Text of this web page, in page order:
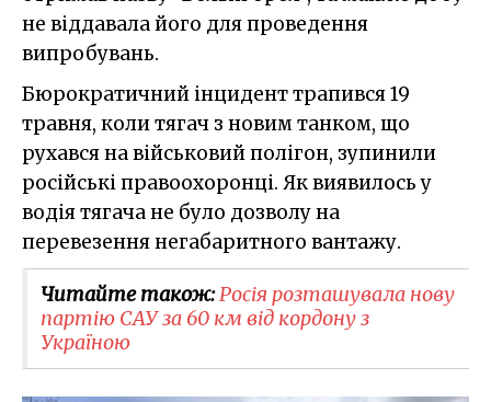
не віддавала його для проведення
випробувань.
Бюрократичний інцидент трапився 19
травня, коли тягач з новим танком, що
рухався на військовий полігон, зупинили
російські правоохоронці. Як виявилось у
водія тягача не було дозволу на
перевезення негабаритного вантажу.
Читайте також:Росія розташувала нову
партію САУ за 60 км від кордону з
Україною